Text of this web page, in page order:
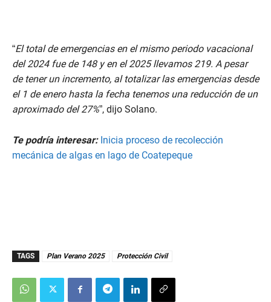
“El total de emergencias en el mismo periodo vacacional
del 2024 fue de 148 y en el 2025 llevamos 219. A pesar
de tener un incremento, al totalizar las emergencias desde
el 1 de enero hasta la fecha tenemos una reducción de un
aproximado del 27%”, dijo Solano.
Te podría interesar: Inicia proceso de recolección
mecánica de algas en lago de Coatepeque
TAGS Plan Verano 2025 Protección Civil